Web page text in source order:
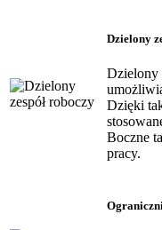
Dzielony
Dzielony
Dzięki
Boczne
pracy.